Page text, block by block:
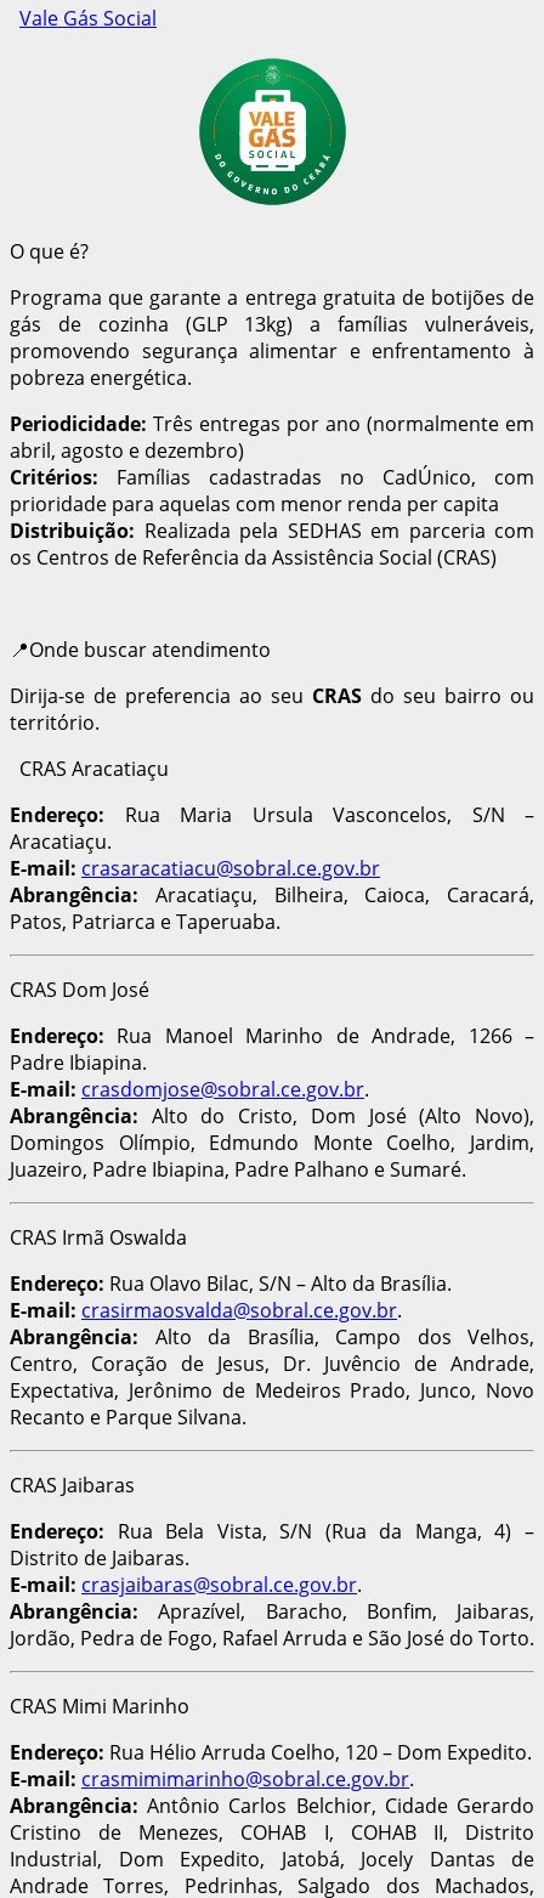
Vale Gás Social
O que é?
Programa que garante a entrega gratuita de botijões de
gás de cozinha (GLP 13kg) a famílias vulneráveis,
promovendo segurança alimentar e enfrentamento à
pobreza energética.
Periodicidade: Três entregas por ano (normalmente em
abril, agosto e dezembro)
Critérios: Famílias cadastradas no CadÚnico, com
prioridade para aquelas com menor renda per capita
Distribuição: Realizada pela SEDHAS em parceria com
os Centros de Referência da Assistência Social (CRAS)
📍Onde buscar atendimento
Dirija-se de preferencia ao seu CRAS do seu bairro ou
território.
CRAS Aracatiaçu
Endereço: Rua Maria Ursula Vasconcelos, S/N –
Aracatiaçu.
E-mail: crasaracatiacu@sobral.ce.gov.br
Abrangência: Aracatiaçu, Bilheira, Caioca, Caracará,
Patos, Patriarca e Taperuaba.
CRAS Dom José
Endereço: Rua Manoel Marinho de Andrade, 1266 –
Padre Ibiapina.
E-mail: crasdomjose@sobral.ce.gov.br.
Abrangência: Alto do Cristo, Dom José (Alto Novo),
Domingos Olímpio, Edmundo Monte Coelho, Jardim,
Juazeiro, Padre Ibiapina, Padre Palhano e Sumaré.
CRAS Irmã Oswalda
Endereço: Rua Olavo Bilac, S/N – Alto da Brasília.
E-mail: crasirmaosvalda@sobral.ce.gov.br.
Abrangência: Alto da Brasília, Campo dos Velhos,
Centro, Coração de Jesus, Dr. Juvêncio de Andrade,
Expectativa, Jerônimo de Medeiros Prado, Junco, Novo
Recanto e Parque Silvana.
CRAS Jaibaras
Endereço: Rua Bela Vista, S/N (Rua da Manga, 4) –
Distrito de Jaibaras.
E-mail: crasjaibaras@sobral.ce.gov.br.
Abrangência: Aprazível, Baracho, Bonfim, Jaibaras,
Jordão, Pedra de Fogo, Rafael Arruda e São José do Torto.
CRAS Mimi Marinho
Endereço: Rua Hélio Arruda Coelho, 120 – Dom Expedito.
E-mail: crasmimimarinho@sobral.ce.gov.br.
Abrangência: Antônio Carlos Belchior, Cidade Gerardo
Cristino de Menezes, COHAB I, COHAB II, Distrito
Industrial, Dom Expedito, Jatobá, Jocely Dantas de
Andrade Torres, Pedrinhas, Salgado dos Machados,